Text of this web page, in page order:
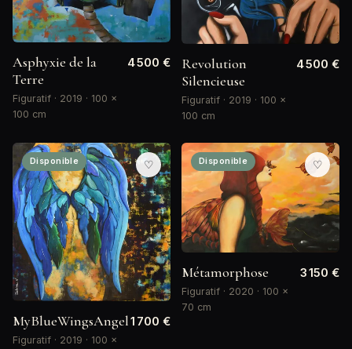
Asphyxie de la
Terre
Figuratif · 2019 · 100 ×
100 cm
4 500 €
Revolution
Silencieuse
Figuratif · 2019 · 100 ×
100 cm
4 500 €
Disponible ♡
MyBlueWingsAngel
Figuratif · 2019 · 100 ×
1 700 €
Disponible ♡
Métamorphose
Figuratif · 2020 · 100 ×
70 cm
3 150 €